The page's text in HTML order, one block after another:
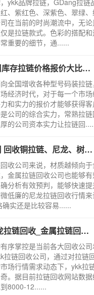
ykk品牌拉链，GDang拉链
、紫红色、深紫色、翠绿
在当前的时尚潮流中，无
是拉链款式。色彩的搭配
重要的细节，通......
格报价大比拼_金属拉链回收网站
全国增收各种型号码装拉
经济时代，对于每一个市
和实力的报价才能够获得
公司的综合实力，常熟拉
的公司资本实力让拉链回
、尼龙、树脂拉链_铜拉链回收网站
收公司来说，材质越倾向
金属拉链回收公司也能够
分析有效预判，能够快速
低廉的尼龙拉链回收行情
实还是比较容易......
金属拉链回收_废旧拉链回收公司
序掌控是当前各大回收公
拉链回收公司，通过对拉链
场行情需求动态下，ykk拉
。据目前拉链回收网站数
8000-12......